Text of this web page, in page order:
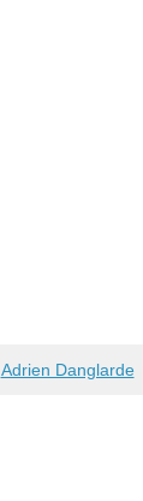
Adrien Danglarde